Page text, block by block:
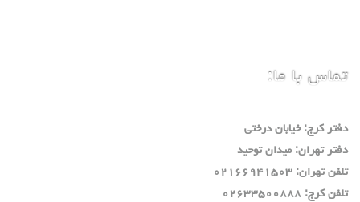
تماس با ما:
دفتر كرج: خيابان درختي
دفتر تهران: ميدان توحيد
تلفن تهران: ٠٢١٦٦٩٤١٥٠٣
تلفن كرج: ٠٢٦٣٣٥٠٠٨٨٨